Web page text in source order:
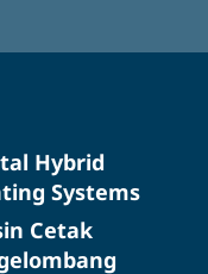
Hybrid
Systems
Cetak